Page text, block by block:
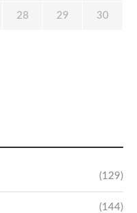
(129)
(144)
28 29 30